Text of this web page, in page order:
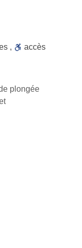
,
accès
plongée